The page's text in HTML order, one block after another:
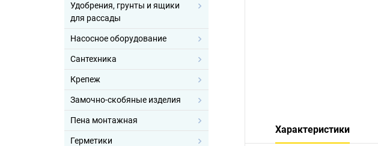
Удобрения, грунты и ящики
для рассады
Насосное оборудование
Сантехника
Крепеж
Замочно-скобяные изделия
Пена монтажная
Герметики
Характеристики